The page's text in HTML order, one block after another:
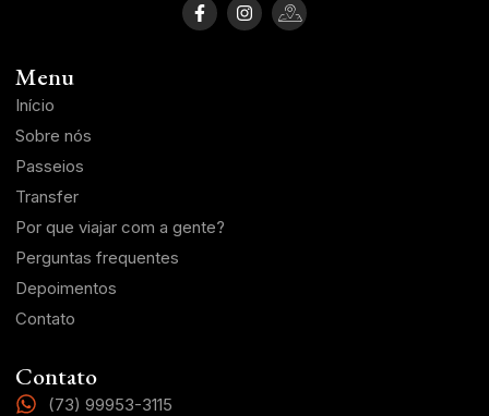
Menu
Início
Sobre nós
Passeios
Transfer
Por que viajar com a gente?
Perguntas frequentes
Depoimentos
Contato
Contato
(73) 99953-3115